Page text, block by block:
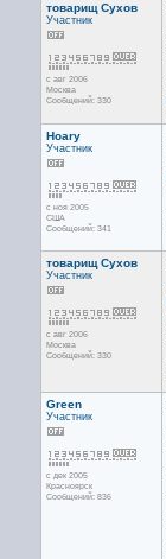
товарищ Сухов
Участник
с авг 2006
Москва
Сообщений: 330
Hoary
Участник
с ноя 2005
США
Сообщений: 341
товарищ Сухов
Участник
с авг 2006
Москва
Сообщений: 330
Green
Участник
с дек 2005
Красноярск
Сообщений: 836